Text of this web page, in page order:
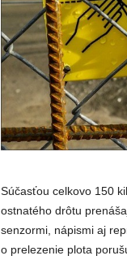
Súčasťou celkovo 150
ostnatého drôtu
senzormi, nápismi aj
o prelezenie plota